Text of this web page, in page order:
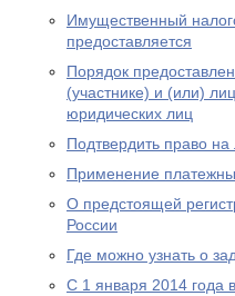
Имущественный
предоставляется
Порядок
(участнике) и (или)
юридических лиц
Подтвердить право
Применение
О предстоящей
России
Где можно узнать о
С 1 января 2014 года